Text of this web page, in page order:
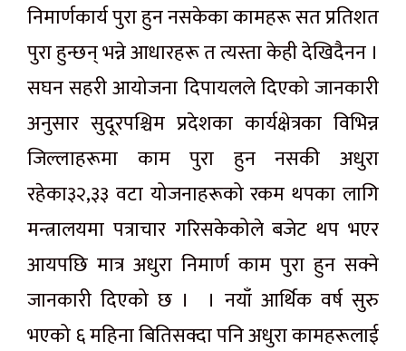
निमार्णकार्य पुरा हुन नसकेका कामहरू सत प्रतिशत
पुरा हुन्छन् भन्ने आधारहरू त त्यस्ता केही देखिदैनन ।
सघन सहरी आयोजना दिपायलले दिएको जानकारी
अनुसार सुदूरपश्चिम प्रदेशका कार्यक्षेत्रका विभिन्न
जिल्लाहरूमा काम पुरा हुन नसकी अधुरा
रहेका३२,३३ वटा योजनाहरूको रकम थपका लागि
मन्त्रालयमा पत्राचार गरिसकेकोले बजेट थप भएर
आयपछि मात्र अधुरा निमार्ण काम पुरा हुन सक्ने
जानकारी दिएको छ । । नयाँ आर्थिक वर्ष सुरु
भएको ६ महिना बितिसक्दा पनि अधुरा कामहरूलाई